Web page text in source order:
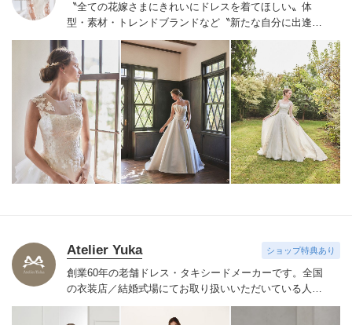
〝全ての花嫁さまにきれいにドレスを着てほしい〟 体
型・素材・トレンドブランドなど〝新たな自分に出逢え
る〟幅広いラインナップが揃うinnocently。
素材・デザイ
ンにこだわったオリジナルドレスは3～23号まで展開。
国内外の有名デザイナーズドレスも多数取扱っており、
NYやミラノ・バルセロナからセレクトされたインポート
ドレスは全て日本人花嫁向けにサイズ調整。さらに和装
は1903年創業からの伝統を受け継がれている厳選された
お着物や現代の薫りをちりばめた艶やかなコレクショ
ン。すべての花嫁さまへ後悔しないお衣裳選びをお手伝
いさせて頂きます。
Atelier Yuka ショップ特典あり
創業60年の老舗ドレス・タキシードメーカーです。 全国
の衣装店／結婚式場にてお取り扱いいただいている人気
ドレスをどれでもお好きに選んで新郎新婦に直接お貸出